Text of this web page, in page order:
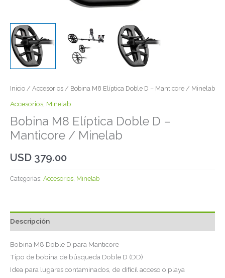
Inicio / Accesorios / Bobina M8 Elíptica Doble D – Manticore / Minelab
Accesorios Minelab
Bobina M8 Elíptica Doble D –
Manticore / Minelab
USD 379.00
Categorías: Accesorios Minelab
Descripción
Bobina M8 Doble D para Manticore
Tipo de bobina de búsqueda Doble D (DD)
Idea para lugares contaminados, de difícil acceso o playa